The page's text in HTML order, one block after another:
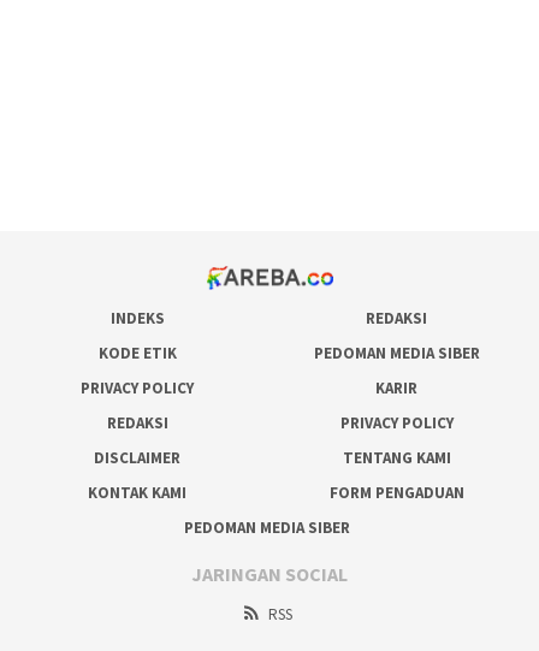
INDEKS
REDAKSI
KODE ETIK
PEDOMAN MEDIA SIBER
PRIVACY POLICY
KARIR
REDAKSI
PRIVACY POLICY
DISCLAIMER
TENTANG KAMI
KONTAK KAMI
FORM PENGADUAN
PEDOMAN MEDIA SIBER
JARINGAN SOCIAL
RSS